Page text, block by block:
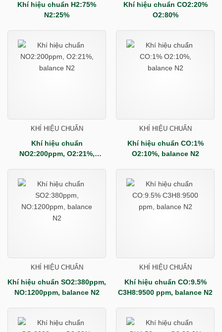
Khí hiệu chuẩn H2:75%
N2:25%
Khí hiệu chuẩn CO2:20%
O2:80%
KHÍ HIỆU CHUẨN
Khí hiệu chuẩn
NO2:200ppm, O2:21%,
KHÍ HIỆU CHUẨN
Khí hiệu chuẩn CO:1%
O2:10%, balance N2
KHÍ HIỆU CHUẨN
Khí hiệu chuẩn SO2:380ppm,
NO:1200ppm, balance N2
KHÍ HIỆU CHUẨN
Khí hiệu chuẩn CO:9.5%
C3H8:9500 ppm, balance N2